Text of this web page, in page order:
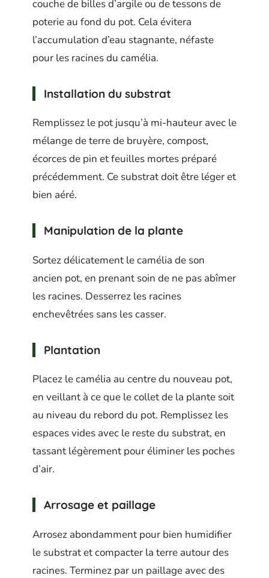
couche de billes d’argile ou de tessons de
poterie au fond du pot. Cela évitera
l’accumulation d’eau stagnante, néfaste
pour les racines du camélia.
Installation du substrat
Remplissez le pot jusqu’à mi-hauteur avec le
mélange de terre de bruyère, compost,
écorces de pin et feuilles mortes préparé
précédemment. Ce substrat doit être léger et
bien aéré.
Manipulation de la plante
Sortez délicatement le camélia de son
ancien pot, en prenant soin de ne pas abîmer
les racines. Desserrez les racines
enchevêtrées sans les casser.
Plantation
Placez le camélia au centre du nouveau pot,
en veillant à ce que le collet de la plante soit
au niveau du rebord du pot. Remplissez les
espaces vides avec le reste du substrat, en
tassant légèrement pour éliminer les poches
d’air.
Arrosage et paillage
Arrosez abondamment pour bien humidifier
le substrat et compacter la terre autour des
racines. Terminez par un paillage avec des